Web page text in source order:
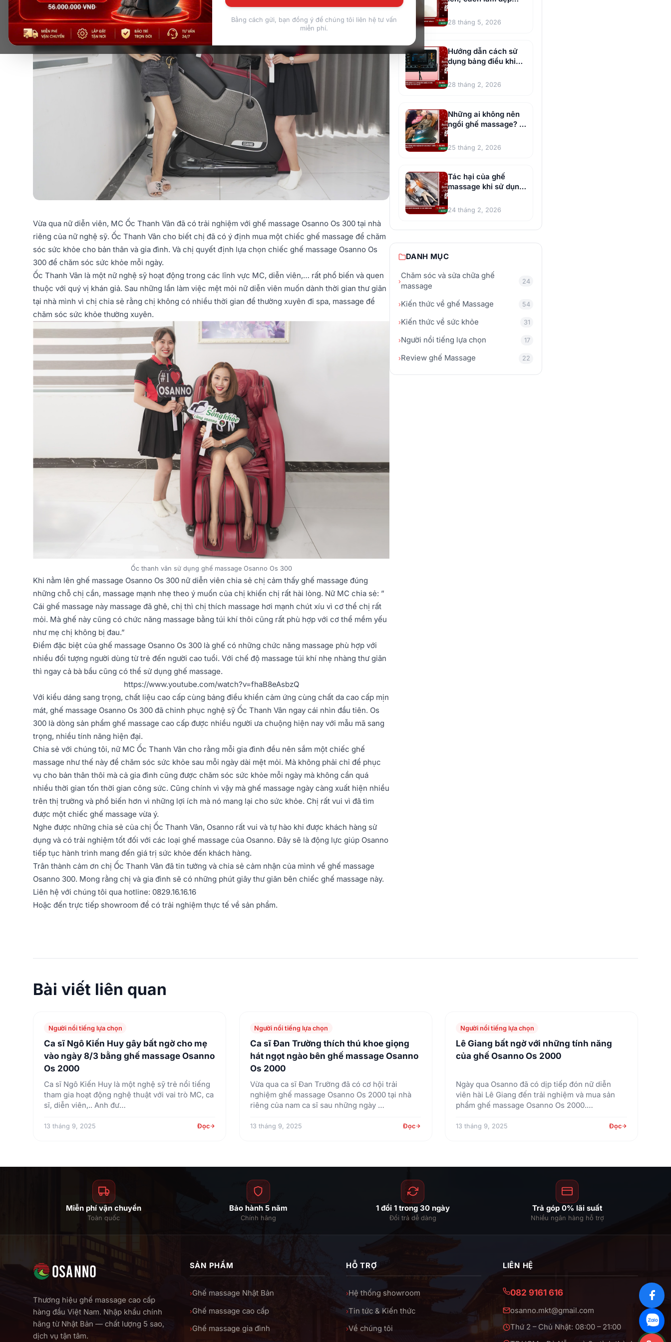
Vừa qua nữ diễn viên, MC Ốc Thanh Vân đã có trải nghiệm với ghế massage Osanno Os 300 tại nhà
riêng của nữ nghệ sỹ. Ốc Thanh Vân cho biết chị đã có ý định mua một chiếc ghế massage để chăm
sóc sức khỏe cho bản thân và gia đình. Và chị quyết định lựa chọn chiếc ghế massage Osanno Os
300 để chăm sóc sức khỏe mỗi ngày.
Ốc Thanh Vân là một nữ nghệ sỹ hoạt động trong các lĩnh vực MC, diễn viên,… rất phổ biến và quen
thuộc với quý vị khán giả. Sau những lần làm việc mệt mỏi nữ diễn viên muốn dành thời gian thư giãn
tại nhà mình vì chị chia sẻ rằng chị không có nhiều thời gian để thường xuyên đi spa, massage để
chăm sóc sức khỏe thường xuyên.
Ốc thanh vân sử dụng ghế massage Osanno Os 300
Khi nằm lên ghế massage Osanno Os 300 nữ diễn viên chia sẻ chị cảm thấy ghế massage đúng
những chỗ chị cần, massage mạnh nhẹ theo ý muốn của chị khiến chị rất hài lòng. Nữ MC chia sẻ: ”
Cái ghế massage này massage đã ghê, chị thì chị thích massage hơi mạnh chút xíu vì cơ thể chị rất
mỏi. Mà ghế này cũng có chức năng massage bằng túi khí thôi cũng rất phù hợp với cơ thể mềm yếu
như mẹ chị không bị đau.”
Điểm đặc biệt của ghế massage Osanno Os 300 là ghế có những chức năng massage phù hợp với
nhiều đối tượng người dùng từ trẻ đến người cao tuổi. Với chế độ massage túi khí nhẹ nhàng thư giãn
thì ngay cả bà bầu cũng có thể sử dụng ghế massage.
https://www.youtube.com/watch?v=fhaB8eAsbzQ
Với kiểu dáng sang trọng, chất liệu cao cấp cùng bảng điều khiển cảm ứng cùng chất da cao cấp mịn
mát, ghế massage Osanno Os 300 đã chinh phục nghệ sỹ Ốc Thanh Vân ngay cái nhìn đầu tiên. Os
300 là dòng sản phẩm ghế massage cao cấp được nhiều người ưa chuộng hiện nay với mẫu mã sang
trọng, nhiều tính năng hiện đại.
Chia sẻ với chúng tôi, nữ MC Ốc Thanh Vân cho rằng mỗi gia đình đều nên sắm một chiếc ghế
massage như thế này để chăm sóc sức khỏe sau mỗi ngày dài mệt mỏi. Mà không phải chỉ để phục
vụ cho bản thân thôi mà cả gia đình cũng được chăm sóc sức khỏe mỗi ngày mà không cần quá
nhiều thời gian tốn thời gian công sức. Cũng chính vì vậy mà ghế massage ngày càng xuất hiện nhiều
trên thị trường và phổ biến hơn vì những lợi ích mà nó mang lại cho sức khỏe. Chị rất vui vì đã tìm
được một chiếc ghế massage vừa ý.
Nghe được những chia sẻ của chị Ốc Thanh Vân, Osanno rất vui và tự hào khi được khách hàng sử
dụng và có trải nghiệm tốt đối với các loại ghế massage của Osanno. Đây sẽ là động lực giúp Osanno
tiếp tục hành trình mang đến giá trị sức khỏe đến khách hàng.
Trân thành cảm ơn chị Ốc Thanh Vân đã tin tưởng và chia sẻ cảm nhận của mình về ghế massage
Osanno 300. Mong rằng chị và gia đình sẽ có những phút giây thư giãn bên chiếc ghế massage này.
Liên hệ với chúng tôi qua hotline: 0829.16.16.16
Hoặc đến trực tiếp showroom để có trải nghiệm thực tế về sản phẩm.
vòng 1 hiệu quả cho
chị em
28 tháng 5, 2026
Hướng dẫn cách sử
dụng bảng điều khiển
ghế massage chi tiết
28 tháng 2, 2026
Những ai không nên
ngồi ghế massage? 5
đối tượng nên lưu ý
25 tháng 2, 2026
Tác hại của ghế
massage khi sử dụng
sai cách
24 tháng 2, 2026
DANH MỤC
›
Chăm sóc và sửa chữa ghế
massage
24
›Kiến thức về ghế Massage 54
›Kiến thức về sức khỏe 31
›Người nổi tiếng lựa chọn 17
›Review ghế Massage 22
Bài viết liên quan
Người nổi tiếng lựa chọn
Ca sĩ Ngô Kiến Huy gây bất ngờ cho mẹ
vào ngày 8/3 bằng ghế massage Osanno
Os 2000
Ca sĩ Ngô Kiến Huy là một nghệ sỹ trẻ nổi tiếng
tham gia hoạt động nghệ thuật với vai trò MC, ca
sĩ, diễn viên,.. Anh đư…
13 tháng 9, 2025 Đọc
Người nổi tiếng lựa chọn
Ca sĩ Đan Trường thích thú khoe giọng
hát ngọt ngào bên ghế massage Osanno
Os 2000
Vừa qua ca sĩ Đan Trường đã có cơ hội trải
nghiệm ghế massage Osanno Os 2000 tại nhà
riêng của nam ca sĩ sau những ngày …
13 tháng 9, 2025 Đọc
Người nổi tiếng lựa chọn
Lê Giang bất ngờ với những tính năng
của ghế Osanno Os 2000
Ngày qua Osanno đã có dịp tiếp đón nữ diễn
viên hài Lê Giang đến trải nghiệm và mua sản
phẩm ghế massage Osanno Os 2000.…
13 tháng 9, 2025 Đọc
Miễn phí vận chuyển
Toàn quốc
Bảo hành 5 năm
Chính hãng
1 đổi 1 trong 30 ngày
Đổi trả dễ dàng
Trả góp 0% lãi suất
Nhiều ngân hàng hỗ trợ
Thương hiệu ghế massage cao cấp
hàng đầu Việt Nam. Nhập khẩu chính
hãng từ Nhật Bản — chất lượng 5 sao,
dịch vụ tận tâm.
SẢN PHẨM
›Ghế massage Nhật Bản
›Ghế massage cao cấp
›Ghế massage gia đình
HỖ TRỢ
›Hệ thống showroom
›Tin tức & Kiến thức
›Về chúng tôi
LIÊN HỆ
082 9161 616
osanno.mkt@gmail.com
Thứ 2 – Chủ Nhật: 08:00 – 21:00
Bằng cách gửi, bạn đồng ý để chúng tôi liên hệ tư vấn
miễn phí.